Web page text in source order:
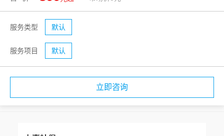
服务类型 默认
服务项目 默认
立即咨询